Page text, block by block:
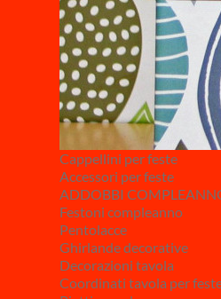
Cappellini per feste
Accessori per feste
ADDOBBI
Festoni compleanno
Pentolacce
Ghirlande decorative
Decorazioni tavola
Coordinati tavola per